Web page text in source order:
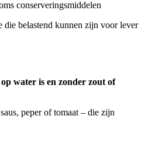
conserveringsmiddelen
die belastend kunnen zijn voor lever
water is en zonder zout of
peper of tomaat – die zijn